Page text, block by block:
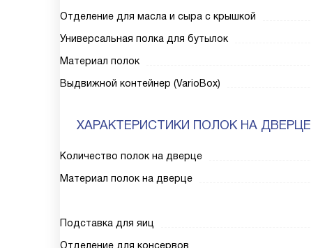
Отделение для масла и сыра с крышкой
Универсальная полка для бутылок
Материал полок
Выдвижной контейнер (VarioBox)
ХАРАКТЕРИСТИКИ ПОЛОК НА ДВЕРЦЕ
Количество полок на дверце
Материал полок на дверце
Подставка для яиц
Отделение для консервов